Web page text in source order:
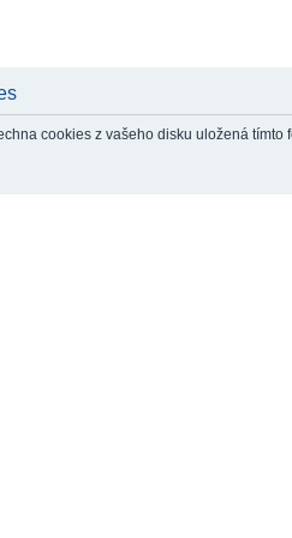
cookies z vašeho disku uložená tímto